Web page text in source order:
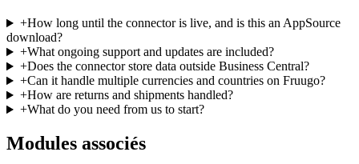
+How long until the connector is live, and is this an AppSource
download?
+What ongoing support and updates are included?
+Does the connector store data outside Business Central?
+Can it handle multiple currencies and countries on Fruugo?
+How are returns and shipments handled?
+What do you need from us to start?
Modules associés